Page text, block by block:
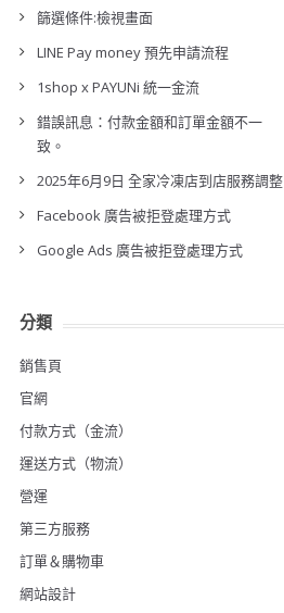
篩選條件:檢視畫面
LINE Pay money 預先申請流程
1shop x PAYUNi 統一金流
錯誤訊息：付款金額和訂單金額不一
致。
2025年6月9日 全家冷凍店到店服務調整
Facebook 廣告被拒登處理方式
Google Ads 廣告被拒登處理方式
分類
銷售頁
官網
付款方式（金流）
運送方式（物流）
營運
第三方服務
訂單＆購物車
網站設計